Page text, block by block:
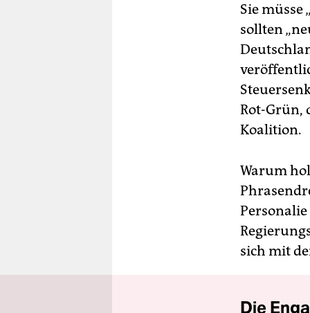
Sie
sollten
Rot-Grün,
Koalition.
Warum
sich mit
Die